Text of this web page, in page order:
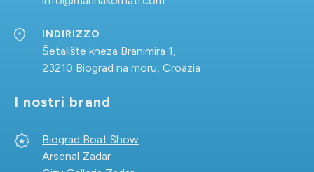
INDIRIZZO
Šetalište kneza Branimira 1,
23210 Biograd na moru, Croazia
I nostri brand
Biograd Boat Show
Arsenal Zadar